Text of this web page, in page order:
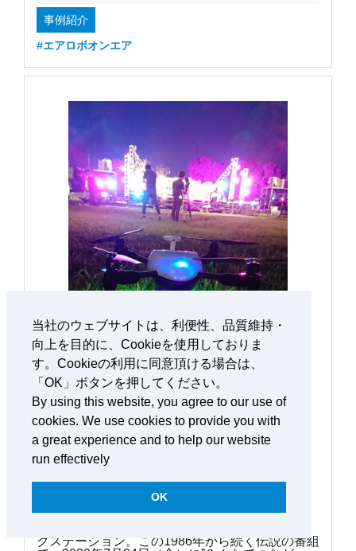
当社のウェブサイトは、利便性、品質維持・
向上を目的に、Cookieを使用しておりま
す。Cookieの利用に同意頂ける場合は、
「OK」ボタンを押してください。
By using this website, you agree to our use of
cookies. We use cookies to provide you with
a great experience and to help our website
run effectively
OK
事例紹介
#エアロボオンエア
2020.10.19
ミュージックステーション生放送！ 生
株式会社テレビ朝日 様
クステーション。この1986年から続く伝説の番組